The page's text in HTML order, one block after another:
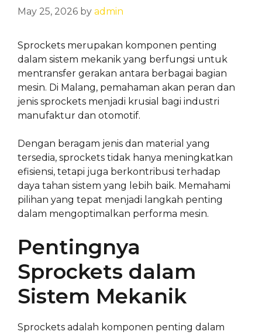
May 25, 2026 by admin
Sprockets merupakan komponen penting
dalam sistem mekanik yang berfungsi untuk
mentransfer gerakan antara berbagai bagian
mesin. Di Malang, pemahaman akan peran dan
jenis sprockets menjadi krusial bagi industri
manufaktur dan otomotif.
Dengan beragam jenis dan material yang
tersedia, sprockets tidak hanya meningkatkan
efisiensi, tetapi juga berkontribusi terhadap
daya tahan sistem yang lebih baik. Memahami
pilihan yang tepat menjadi langkah penting
dalam mengoptimalkan performa mesin.
Pentingnya
Sprockets dalam
Sistem Mekanik
Sprockets adalah komponen penting dalam